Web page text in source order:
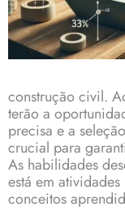
construção civil.
terão a
precisa e a
crucial para
As habilidades
está em
conceitos